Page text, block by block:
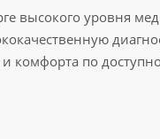
высокого уровня
комфорта по